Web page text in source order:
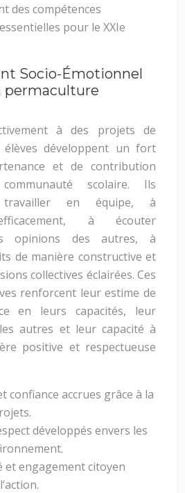
des compétences
pour le XXIe
Socio-Émotionnel
permaculture
à des projets de
élèves développent un fort
et de contribution
scolaire. Ils
en équipe, à
à écouter
opinions des autres, à
de manière constructive et
collectives éclairées. Ces
renforcent leur estime de
en leurs capacités, leur
autres et leur capacité à
positive et respectueuse
confiance accrues grâce à la
développés envers les
et engagement citoyen